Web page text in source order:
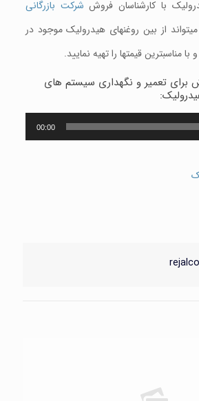
با کارشناسان فروش شرکت بازرگانی
از بین روغنهای هیدرولیک موجود در
مناسبترین قیمتها را تهیه نمایید.
برای تعمیر و نگهداری سيستم های
00:00
rejalco